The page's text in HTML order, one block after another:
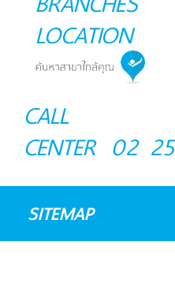
LOCATION
CALL
CENTER 02
SITEMAP